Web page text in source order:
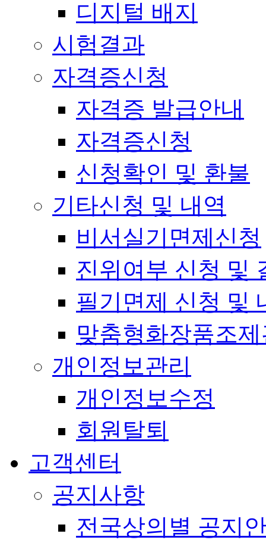
디지털 배지
시험결과
자격증신청
자격증 발급안내
자격증신청
신청확인 및 환불
기타신청 및 내역
비서실기면제신청
진위여부 신청 및
필기면제 신청 및
맞춤형화장품조
개인정보관리
개인정보수정
회원탈퇴
고객센터
공지사항
전국상의별 공지